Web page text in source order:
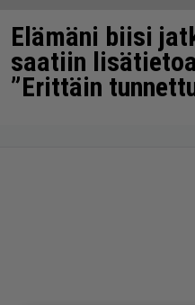
Elämäni biisi
saatiin
”Erittäin